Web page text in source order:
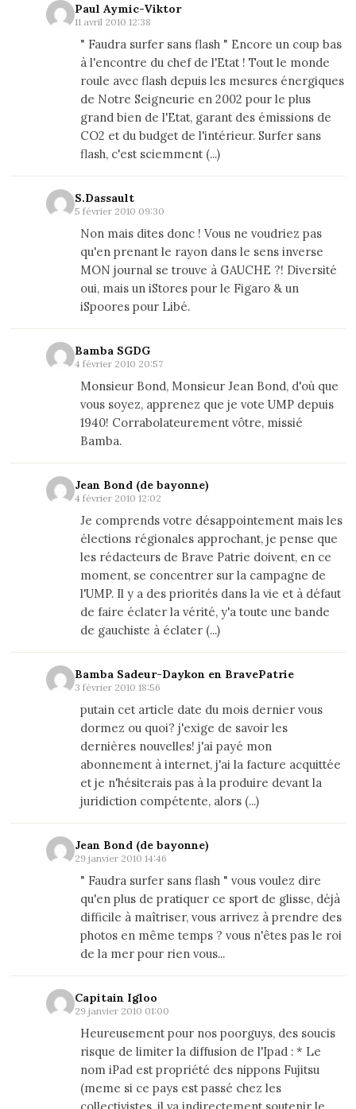
Paul Aymic-Viktor
11 avril 2010 12:38
" Faudra surfer sans flash " Encore un coup bas
à l'encontre du chef de l'Etat ! Tout le monde
roule avec flash depuis les mesures énergiques
de Notre Seigneurie en 2002 pour le plus
grand bien de l'Etat, garant des émissions de
CO2 et du budget de l'intérieur. Surfer sans
flash, c'est sciemment (...)
S.Dassault
5 février 2010 09:30
Non mais dites donc ! Vous ne voudriez pas
qu'en prenant le rayon dans le sens inverse
MON journal se trouve à GAUCHE ?! Diversité
oui, mais un iStores pour le Figaro & un
iSpoores pour Libé.
Bamba SGDG
4 février 2010 20:57
Monsieur Bond, Monsieur Jean Bond, d'où que
vous soyez, apprenez que je vote UMP depuis
1940! Corrabolateurement vôtre, missié
Bamba.
Jean Bond (de bayonne)
4 février 2010 12:02
Je comprends votre désappointement mais les
élections régionales approchant, je pense que
les rédacteurs de Brave Patrie doivent, en ce
moment, se concentrer sur la campagne de
l'UMP. Il y a des priorités dans la vie et à défaut
de faire éclater la vérité, y'a toute une bande
de gauchiste à éclater (...)
Bamba Sadeur-Daykon en BravePatrie
3 février 2010 18:56
putain cet article date du mois dernier vous
dormez ou quoi? j'exige de savoir les
dernières nouvelles! j'ai payé mon
abonnement à internet, j'ai la facture acquittée
et je n'hésiterais pas à la produire devant la
juridiction compétente, alors (...)
Jean Bond (de bayonne)
29 janvier 2010 14:46
" Faudra surfer sans flash " vous voulez dire
qu'en plus de pratiquer ce sport de glisse, déjà
difficile à maîtriser, vous arrivez à prendre des
photos en même temps ? vous n'êtes pas le roi
de la mer pour rien vous...
Capitain Igloo
29 janvier 2010 01:00
Heureusement pour nos poorguys, des soucis
risque de limiter la diffusion de l'Ipad : * Le
nom iPad est propriété des nippons Fujitsu
(meme si ce pays est passé chez les